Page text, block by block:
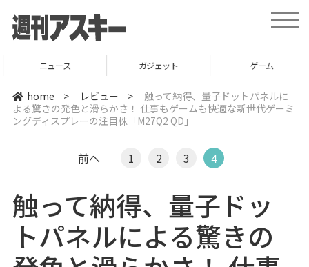
t
o
v
ニュース ガジェット ゲーム
home > レビュー >
触って納得、量子ドットパネルに
よる驚きの発色と滑らかさ！ 仕事もゲームも快適な新世代ゲーミ
ングディスプレーの注目株「M27Q2 QD」
前へ 1 2 3 4
触って納得、量子ドッ
トパネルによる驚きの